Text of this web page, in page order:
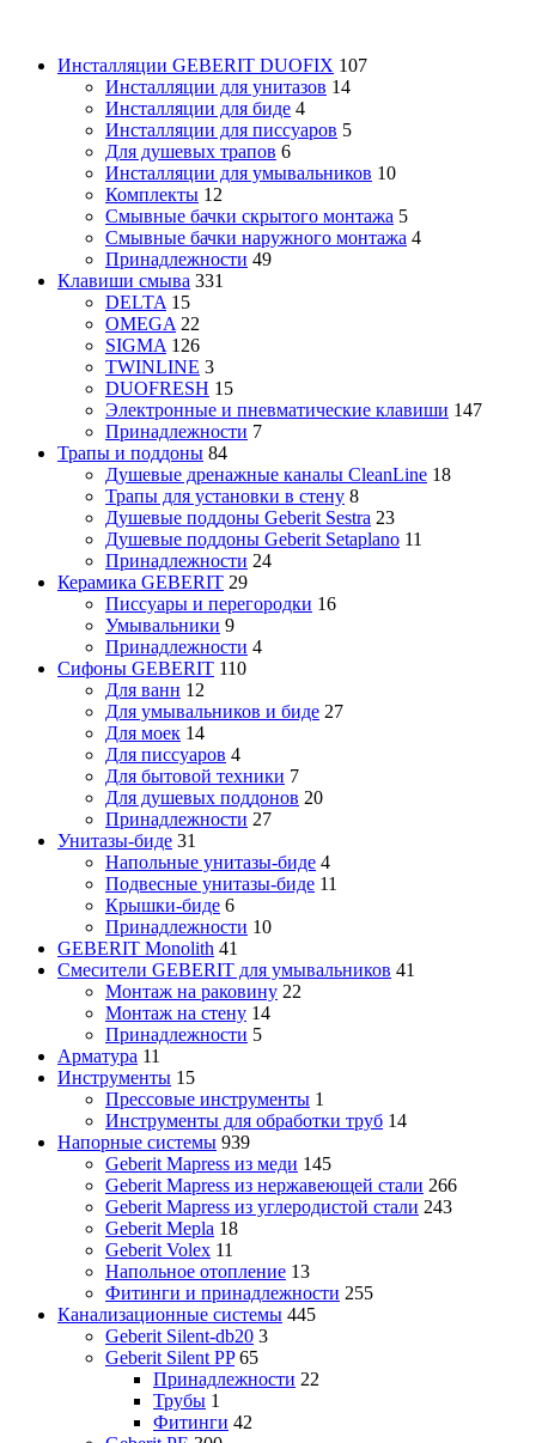
Инсталляции GEBERIT DUOFIX 107
Инсталляции для унитазов 14
Инсталляции для биде 4
Инсталляции для писсуаров 5
Для душевых трапов 6
Инсталляции для умывальников 10
Комплекты 12
Смывные бачки скрытого монтажа 5
Смывные бачки наружного монтажа 4
Принадлежности 49
Клавиши смыва 331
DELTA 15
OMEGA 22
SIGMA 126
TWINLINE 3
DUOFRESH 15
Электронные и пневматические клавиши 147
Принадлежности 7
Трапы и поддоны 84
Душевые дренажные каналы CleanLine 18
Трапы для установки в стену 8
Душевые поддоны Geberit Sestra 23
Душевые поддоны Geberit Setaplano 11
Принадлежности 24
Керамика GEBERIT 29
Писсуары и перегородки 16
Умывальники 9
Принадлежности 4
Сифоны GEBERIT 110
Для ванн 12
Для умывальников и биде 27
Для моек 14
Для писсуаров 4
Для бытовой техники 7
Для душевых поддонов 20
Принадлежности 27
Унитазы-биде 31
Напольные унитазы-биде 4
Подвесные унитазы-биде 11
Крышки-биде 6
Принадлежности 10
GEBERIT Monolith 41
Смесители GEBERIT для умывальников 41
Монтаж на раковину 22
Монтаж на стену 14
Принадлежности 5
Арматура 11
Инструменты 15
Прессовые инструменты 1
Инструменты для обработки труб 14
Напорные системы 939
Geberit Mapress из меди 145
Geberit Mapress из нержавеющей стали 266
Geberit Mapress из углеродистой стали 243
Geberit Mepla 18
Geberit Volex 11
Напольное отопление 13
Фитинги и принадлежности 255
Канализационные системы 445
Geberit Silent-db20 3
Geberit Silent PP 65
Принадлежности 22
Трубы 1
Фитинги 42